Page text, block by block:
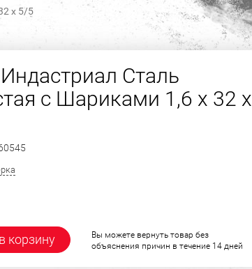
х 5/5
Сталь
с Шариками 1,6 х 32 х
корзину
Вы можете вернуть товар без
объяснения причин в течение 14 дней